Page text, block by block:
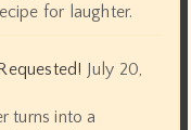
for laughter.
July 20,
turns into a